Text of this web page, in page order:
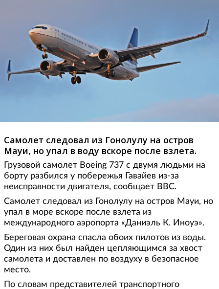
Самолет следовал из Гонолулу на остров
Мауи, но упал в воду вскоре после взлета.
Грузовой самолет Boeing 737 с двумя людьми на
борту разбился у побережья Гавайев из-за
неисправности двигателя, сообщает ВВС.
Самолет следовал из Гонолулу на остров Мауи, но
упал в море вскоре после взлета из
международного аэропорта «Даниэль К. Иноуэ».
Береговая охрана спасла обоих пилотов из воды.
Один из них был найден цепляющимся за хвост
самолета и доставлен по воздуху в безопасное
место.
По словам представителей транспортного